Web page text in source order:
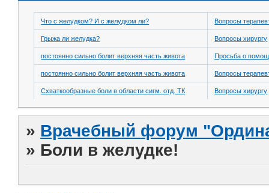
Что с желудком? И с желудком ли? Вопросы
Грыжа ли желудка? Вопросы хирургу
постоянно сильно болит верхняя часть живота Просьба о
постоянно сильно болит верхняя часть живота Вопросы
Схваткообразные боли в области сигм. отд. ТК Вопросы хирургу
» Врачебный форум
» Боли в желудке!